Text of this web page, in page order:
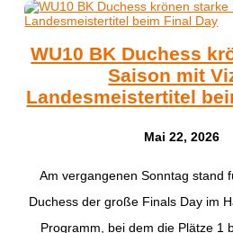
WU10 BK Duchess
Saison mit
Landesmeistertitel
Mai 22, 2026
​Am vergangenen Sonntag stand
Duchess der große Finals Day im
Programm, bei dem die Plätze 1